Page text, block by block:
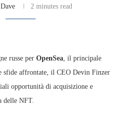
Dave 2 minutes read
russe per OpenSea, il principale
sfide affrontate, il CEO Devin Finzer
opportunità di acquisizione e
delle NFT.